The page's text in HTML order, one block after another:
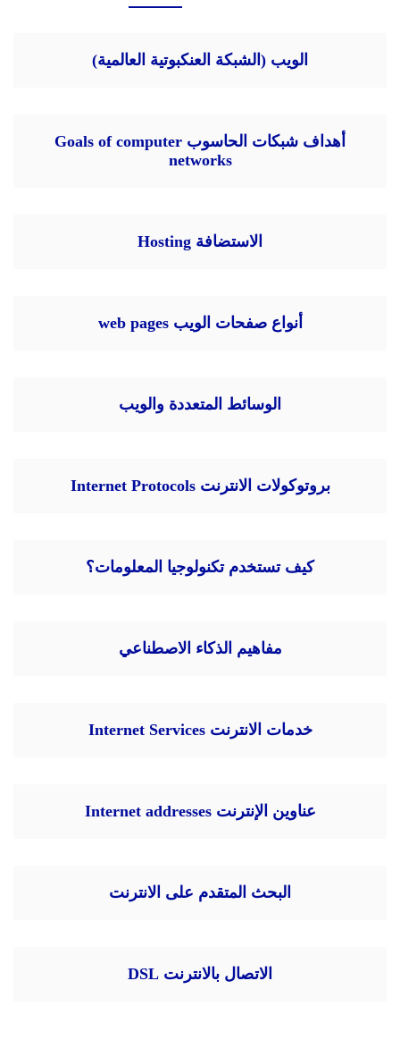
الويب (الشبكة العنكبوتية العالمية)
أهداف شبكات الحاسوب Goals of computer
networks
الاستضافة Hosting
أنواع صفحات الويب web pages
الوسائط المتعددة والويب
بروتوكولات الانترنت Internet Protocols
كيف تستخدم تكنولوجيا المعلومات؟
مفاهيم الذكاء الاصطناعي
خدمات الانترنت Internet Services
عناوين الإنترنت Internet addresses
البحث المتقدم على الانترنت
الاتصال بالانترنت DSL